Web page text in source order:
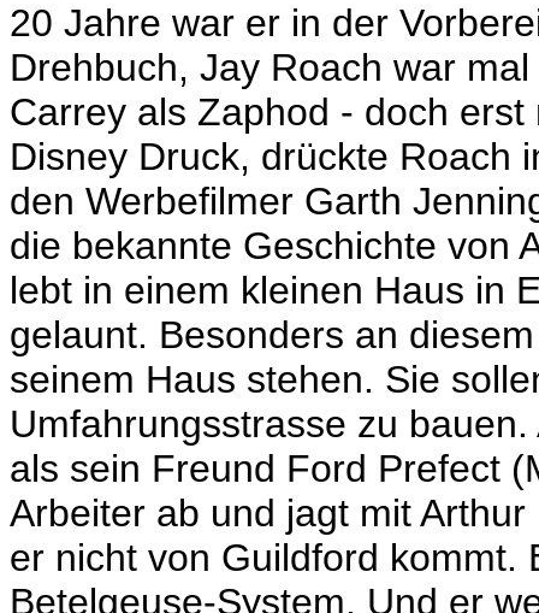
20 Jahre war er in der
Drehbuch, Jay Roach war
Carrey als Zaphod - doch
Disney Druck, drückte Roach
den Werbefilmer Garth
die bekannte Geschichte von
lebt in einem kleinen Haus in
gelaunt. Besonders an
seinem Haus stehen. Sie
Umfahrungsstrasse zu
als sein Freund Ford Prefect
Arbeiter ab und jagt mit
er nicht von Guildford kommt.
Betelgeuse-System. Und er